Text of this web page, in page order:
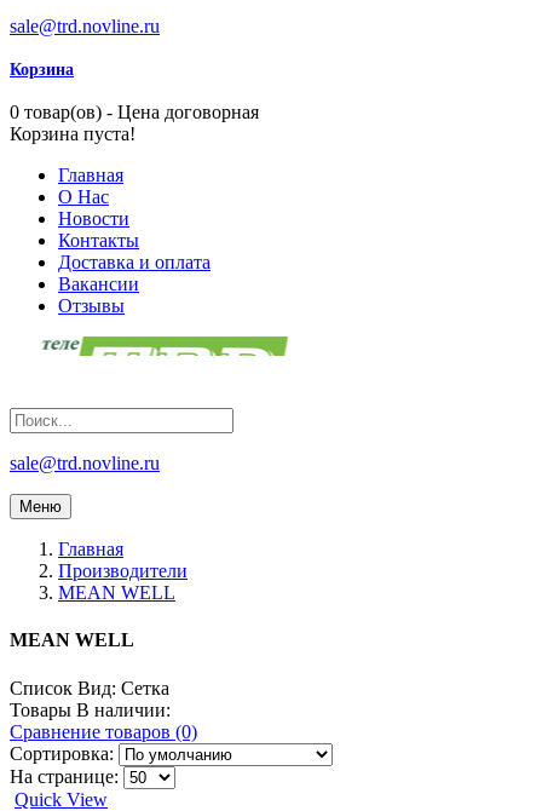
sale@trd.novline.ru
Корзина
0 товар(ов) - Цена договорная
Корзина пуста!
Главная
О Нас
Новости
Контакты
Доставка и оплата
Вакансии
Отзывы
sale@trd.novline.ru
Меню
Главная
Производители
MEAN WELL
MEAN WELL
Список Вид: Сетка
Товары В наличии:
Сравнение товаров (0)
Сортировка:
На странице:
Quick View